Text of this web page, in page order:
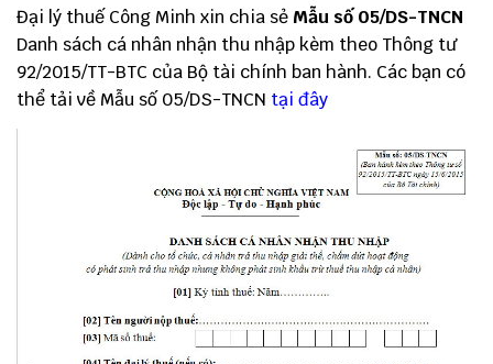
Đại lý thuế Công Minh xin chia sẻ Mẫu số 05/DS-TNCN
Danh sách cá nhân nhận thu nhập kèm theo Thông tư
92/2015/TT-BTC của Bộ tài chính ban hành. Các bạn có
thể tải về Mẫu số 05/DS-TNCN tại đây